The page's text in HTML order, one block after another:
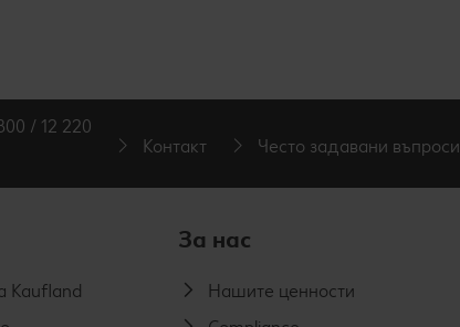
/ 12 220
Контакт Често задавани въпроси
Kaufland
За нас
Нашите ценности